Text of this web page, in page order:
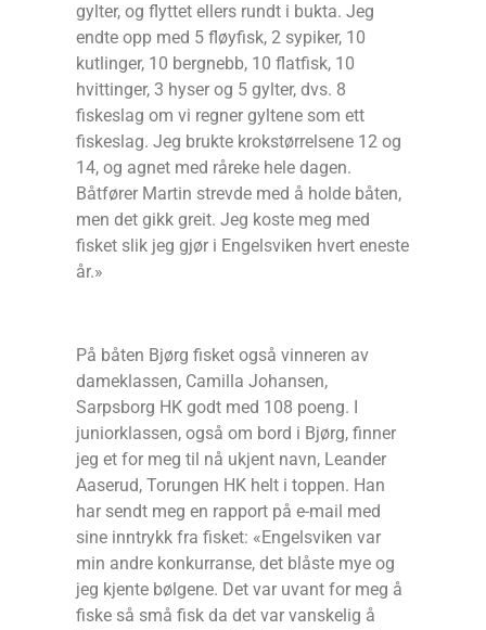
gylter, og flyttet ellers rundt i bukta. Jeg
endte opp med 5 fløyfisk, 2 sypiker, 10
kutlinger, 10 bergnebb, 10 flatfisk, 10
hvittinger, 3 hyser og 5 gylter, dvs. 8
fiskeslag om vi regner gyltene som ett
fiskeslag. Jeg brukte krokstørrelsene 12 og
14, og agnet med råreke hele dagen.
Båtfører Martin strevde med å holde båten,
men det gikk greit. Jeg koste meg med
fisket slik jeg gjør i Engelsviken hvert eneste
år.»
På båten Bjørg fisket også vinneren av
dameklassen, Camilla Johansen,
Sarpsborg HK godt med 108 poeng. I
juniorklassen, også om bord i Bjørg, finner
jeg et for meg til nå ukjent navn, Leander
Aaserud, Torungen HK helt i toppen. Han
har sendt meg en rapport på e-mail med
sine inntrykk fra fisket: «Engelsviken var
min andre konkurranse, det blåste mye og
jeg kjente bølgene. Det var uvant for meg å
fiske så små fisk da det var vanskelig å